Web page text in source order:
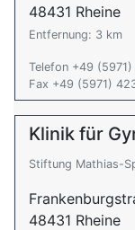
48431 Rheine
Entfernung: 3 km
Telefon +49
Fax +49 (5971)
Klinik für
Stiftung Mathias-
48431 Rheine